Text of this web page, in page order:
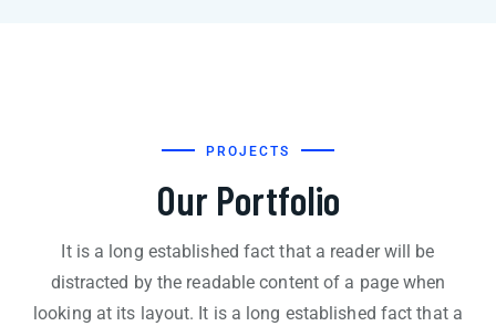
PROJECTS
Our Portfolio
It is a long established fact that a reader will be
distracted by the readable content of a page when
looking at its layout. It is a long established fact that a